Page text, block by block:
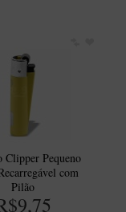
ITALIANO
Clipper Pequeno
com
Pilão